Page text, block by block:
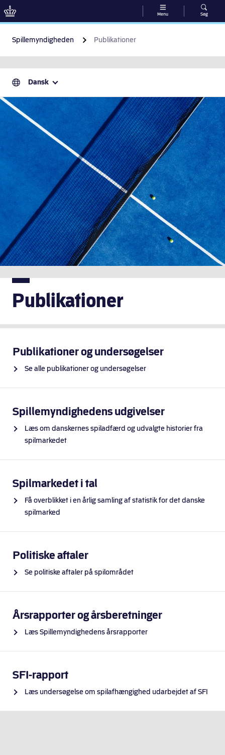
Menu Søg
Spillemyndigheden Publikationer
Dansk
Publikationer
Publikationer og undersøgelser
Se alle publikationer og undersøgelser
Spillemyndighedens udgivelser
Læs om danskernes spiladfærd og udvalgte historier fra
spilmarkedet
Spilmarkedet i tal
Få overblikket i en årlig samling af statistik for det danske
spilmarked
Politiske aftaler
Se politiske aftaler på spilområdet
Årsrapporter og årsberetninger
Læs Spillemyndighedens årsrapporter
SFI-rapport
Læs undersøgelse om spilafhængighed udarbejdet af SFI